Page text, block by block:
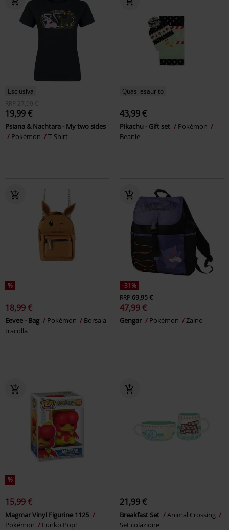
Esclusiva
RRP
27,99 €
19,99 €
Psiana & Nachtara - My two sides
Pokémon
T-Shirt
Quasi esaurito
43,99 €
Pikachu - Gift set
Pokémon
Beanie
%
18,99 €
Eevee - Bag Pokémon
Borsa a
tracolla
-31%
RRP69,95 €
47,99 €
Gengar Pokémon Zaino
%
15,99 €
Magmar Vinyl Figurine 1125
Pokémon
Funko Pop!
21,99 €
Breakfast Set
Animal Crossing
Set colazione